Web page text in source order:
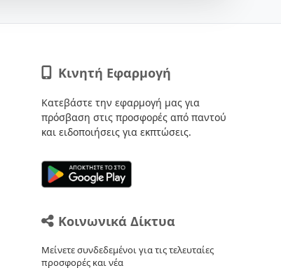
Κινητή Εφαρμογή
Κατεβάστε την εφαρμογή μας για
πρόσβαση στις προσφορές από παντού
και ειδοποιήσεις για εκπτώσεις.
Κοινωνικά Δίκτυα
Μείνετε συνδεδεμένοι για τις τελευταίες
προσφορές και νέα